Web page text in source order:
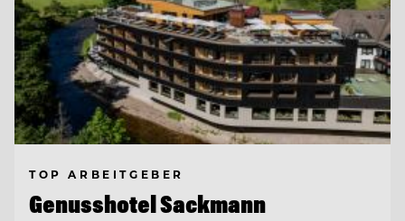
TOP ARBEITGEBER
Genusshotel Sackmann